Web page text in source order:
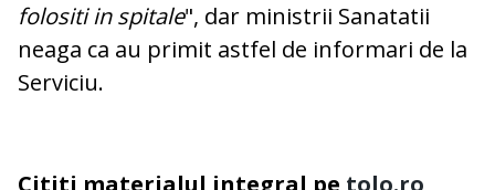
folositi in spitale", dar ministrii Sanatatii
neaga ca au primit astfel de informari de la
Serviciu.